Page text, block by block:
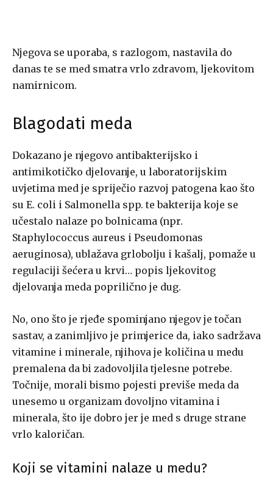
Njegova se uporaba, s razlogom, nastavila do
danas te se med smatra vrlo zdravom, ljekovitom
namirnicom.
Blagodati meda
Dokazano je njegovo antibakterijsko i
antimikotičko djelovanje, u laboratorijskim
uvjetima med je spriječio razvoj patogena kao što
su E. coli i Salmonella spp. te bakterija koje se
učestalo nalaze po bolnicama (npr.
Staphylococcus aureus i Pseudomonas
aeruginosa), ublažava grlobolju i kašalj, pomaže u
regulaciji šećera u krvi… popis ljekovitog
djelovanja meda poprilično je dug.
No, ono što je rjeđe spominjano njegov je točan
sastav, a zanimljivo je primjerice da, iako sadržava
vitamine i minerale, njihova je količina u medu
premalena da bi zadovoljila tjelesne potrebe.
Točnije, morali bismo pojesti previše meda da
unesemo u organizam dovoljno vitamina i
minerala, što ije dobro jer je med s druge strane
vrlo kaloričan.
Koji se vitamini nalaze u medu?